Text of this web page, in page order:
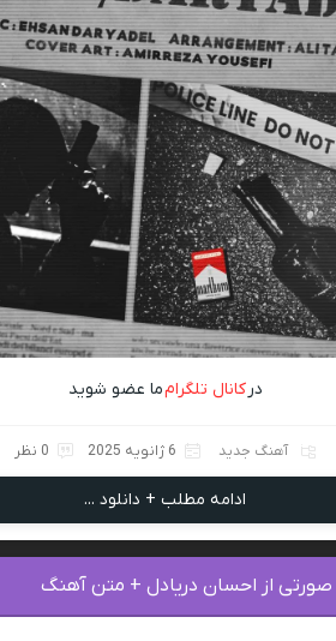
درکانال تلگرامما عضو شوید
آهنگ جدید 6 ژانویه 2025 0 نظر
ادامه مطلب + دانلود ...
صورتی از احسان دریادل + متن آهنگ